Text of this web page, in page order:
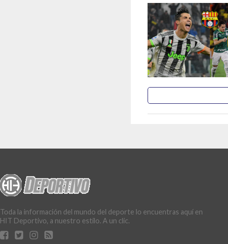
Toda la información del mundo del deporte lo encuentras aquí en
HIT Deportivo, a nuestro estilo. A un clic.